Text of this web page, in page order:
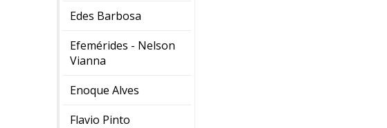
Edes Barbosa
Efemérides - Nelson
Vianna
Enoque Alves
Flavio Pinto